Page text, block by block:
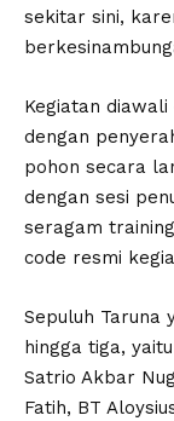
sekitar sini,
Kegiatan
dengan
pohon secara
dengan sesi
seragam
code resmi
Sepuluh
hingga tiga,
Satrio Akbar
Fatih, BT